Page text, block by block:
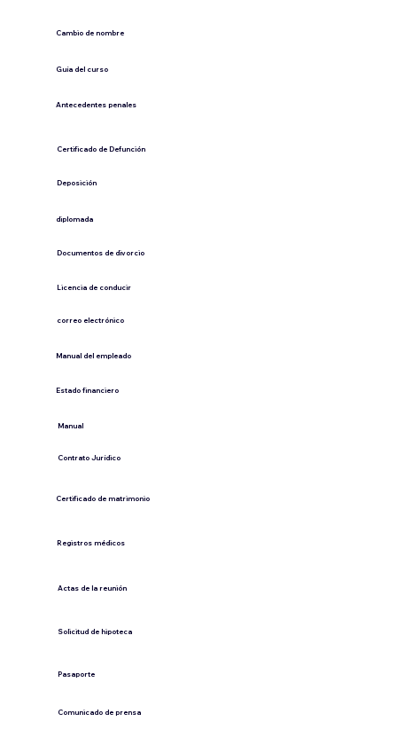
Cambio de nombre
Guía del curso
Antecedentes penales
​Certificado de Defunción
​Deposición
diplomada
Documentos de divorcio
Licencia de conducir
​correo electrónico
Manual del empleado
Estado financiero
​Manual
​Contrato Jurídico
Certificado de matrimonio
Registros médicos
Actas de la reunión
Solicitud de hipoteca
Pasaporte
Comunicado de prensa